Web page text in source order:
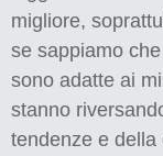
migliore,
se sappiamo
sono adatte ai
stanno
tendenze e della